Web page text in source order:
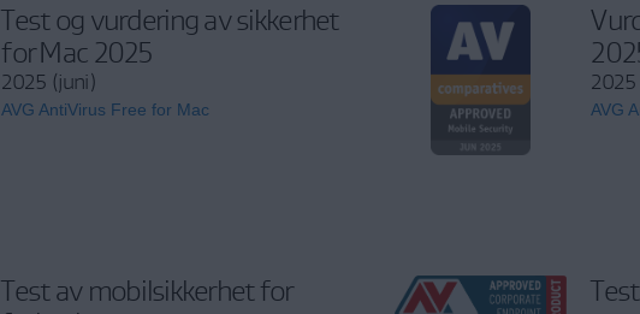
Test og vurdering av sikkerhet
for Mac 2025
2025 (juni)
AVG AntiVirus Free for Mac AVG
Test av mobilsikkerhet for